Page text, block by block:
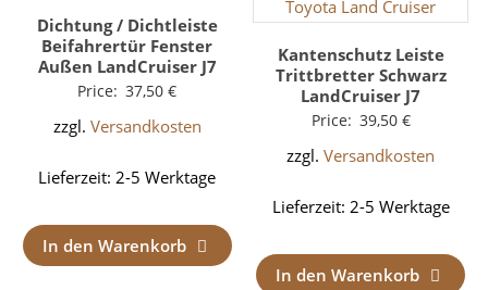
Dichtung / Dichtleiste
Beifahrertür Fenster
Außen LandCruiser J7
Price: 37,50€
zzgl. Versandkosten
Lieferzeit: 2-5 Werktage
In den Warenkorb
Kantenschutz Leiste
Trittbretter Schwarz
LandCruiser J7
Price: 39,50 €
zzgl.Versandkosten
Lieferzeit: 2-5 Werktage
In den Warenkorb